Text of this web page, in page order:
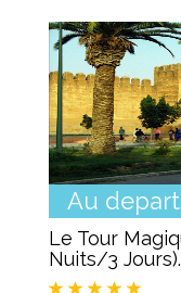
Au
Le Tour
Nuits/3 Jours).